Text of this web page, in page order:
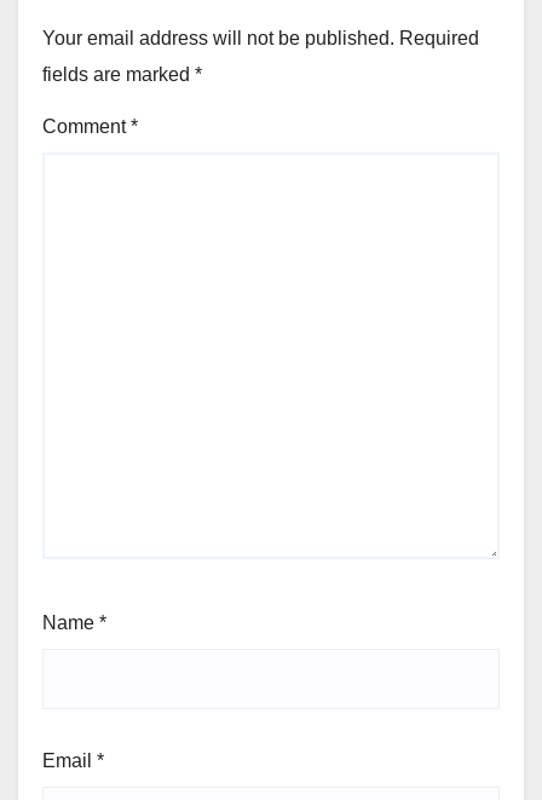
Your email address will not be published. Required
fields are marked *
Comment*
Name *
Email *